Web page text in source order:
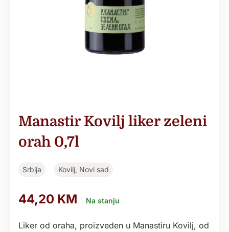
Manastir Kovilj liker zeleni
orah 0,7l
Srbija Kovilj, Novi sad
44,20 KM Na stanju
Liker od oraha, proizveden u Manastiru Kovilj, od